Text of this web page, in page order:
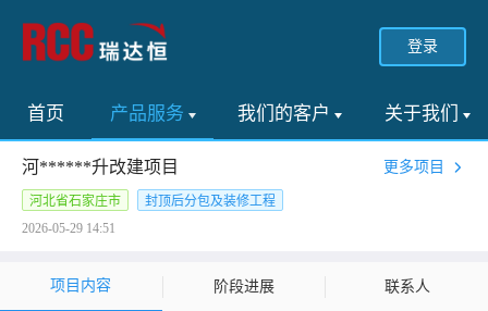
登录
首页 产品服务 我们的客户 关于我们
河******升改建项目 更多项目
河北省石家庄市
封顶后分包及装修工程
2026-05-29 14:51
项目内容 阶段进展 联系人